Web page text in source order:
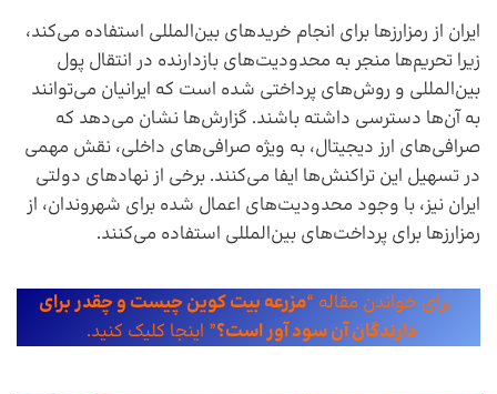
ایران از رمزارزها برای انجام خریدهای بین‌المللی استفاده می‌کند،
زیرا تحریم‌ها منجر به محدودیت‌های بازدارنده در انتقال پول
بین‌المللی و روش‌های پرداختی شده است که ایرانیان می‌توانند
به آن‌ها دسترسی داشته باشند. گزارش‌ها نشان می‌دهد که
صرافی‌های ارز دیجیتال، به ویژه صرافی‌های داخلی، نقش مهمی
در تسهیل این تراکنش‌ها ایفا می‌کنند. برخی از نهادهای دولتی
ایران نیز، با وجود محدودیت‌های اعمال شده برای شهروندان، از
رمزارزها برای پرداخت‌های بین‌المللی استفاده می‌کنند.
برای خواندن مقاله “مزرعه بیت کوین چیست و چقدر برای
دارندگان آن سود آور است؟” اینجا کلیک کنید.